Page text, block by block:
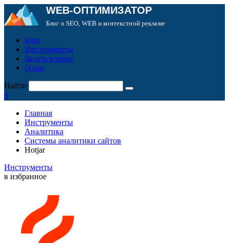
WEB-ОПТИМИЗАТОР
Блог о SEO, WEB и контекстной рекламе
Блог
Инструменты
Задать вопрос
О нас
Найти
0
Главная
Инструменты
Аналитика
Системы аналитики сайтов
Hotjar
Инструменты
в избранное